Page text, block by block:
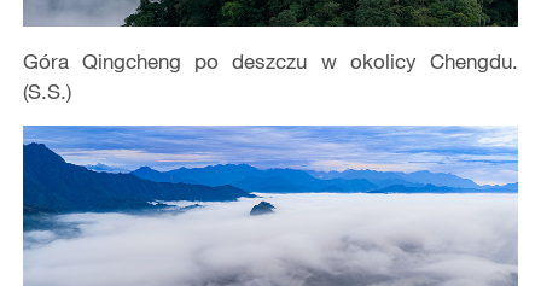
Góra Qingcheng po deszczu w okolicy Chengdu.
(S.S.)